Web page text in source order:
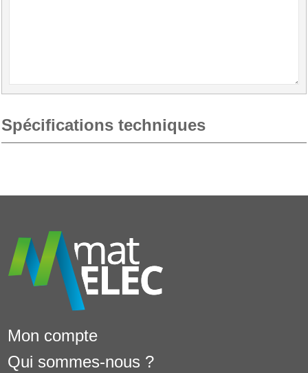
Spécifications techniques
Mon compte
Qui sommes-nous ?